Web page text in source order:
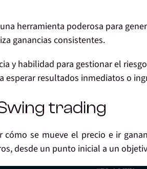
herramienta poderosa para
ganancias consistentes.
y habilidad para gestionar el
esperar resultados inmediatos o
trading
cómo se mueve el precio e ir
desde un punto inicial a un